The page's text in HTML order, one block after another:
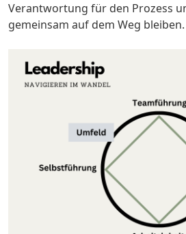
Verantwortung für den Prozess
gemeinsam auf dem Weg bleiben.